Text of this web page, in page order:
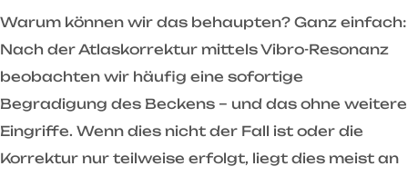
Warum können wir das behaupten? Ganz einfach:
Nach der Atlaskorrektur mittels Vibro-Resonanz
beobachten wir häufig eine sofortige
Begradigung des Beckens – und das ohne weitere
Eingriffe. Wenn dies nicht der Fall ist oder die
Korrektur nur teilweise erfolgt, liegt dies meist an